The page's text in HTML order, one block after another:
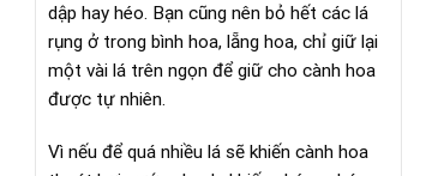
dập hay héo. Bạn cũng nên bỏ hết các lá
rụng ở trong bình hoa, lẵng hoa, chỉ giữ lại
một vài lá trên ngọn để giữ cho cành hoa
được tự nhiên.
Vì nếu để quá nhiều lá sẽ khiến cành hoa